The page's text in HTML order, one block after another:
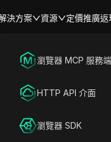
決方案
海外社媒營銷
廣告投放
帳號共享
資源 定價推廣返
瀏覽器 MCP 服務端
HTTP API 介面
瀏覽器 SDK
除追蹤者
對方式